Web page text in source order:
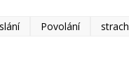
Povolání strach